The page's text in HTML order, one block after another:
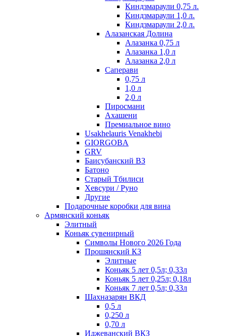
Киндзмараули 0,75 л.
Киндзмараули 1,0 л.
Киндзмараули 2,0 л.
Алазанская Долина
Алазанка 0,75 л
Алазанка 1,0 л
Алазанка 2,0 л
Саперави
0,75 л
1,0 л
2,0 л
Пиросмани
Ахашени
Премиальное вино
Usakhelauris Venakhebi
GIORGOBA
GRV
Баисубанский ВЗ
Батоно
Старый Тбилиси
Хевсури / Руно
Другие
Подарочные коробки для вина
Армянский коньяк
Элитный
Коньяк сувенирный
Символы Нового 2026 Года
Прошянский КЗ
Элитные
Коньяк 5 лет 0,5л; 0,33л
Коньяк 5 лет 0,25л; 0,18л
Коньяк 7 лет 0,5л; 0,33л
Шахназарян ВКД
0,5 л
0,250 л
0,70 л
Иджеванский ВКЗ